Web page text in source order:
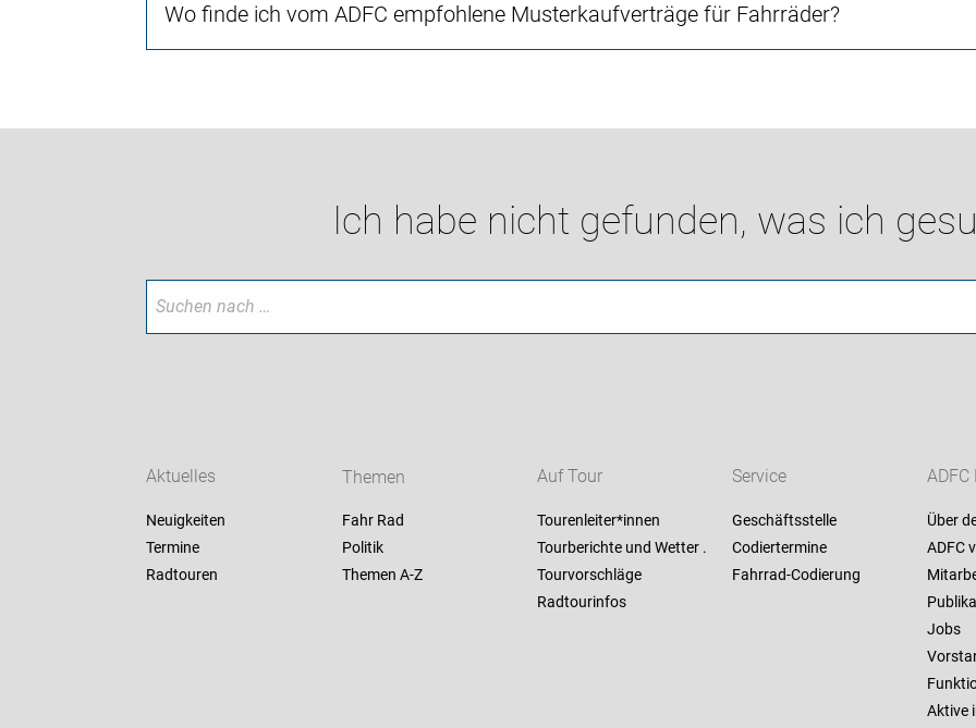
Wo finde ich vom ADFC empfohlene Musterkaufverträge für Fahrräder?
Ich habe nicht gefunden, was ich
Aktuelles
Neuigkeiten
Termine
Radtouren
Themen
Fahr Rad
Politik
Themen A-Z
Auf Tour
Tourenleiter*innen
Tourberichte und Wetter .
Tourvorschläge
Radtourinfos
Service
Geschäftsstelle
Codiertermine
Fahrrad-Codierung
Über
ADFC
Jobs
Aktive